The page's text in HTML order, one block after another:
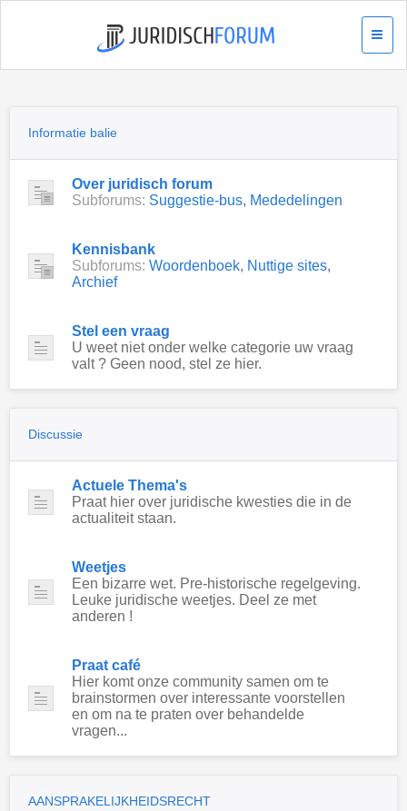
Informatie balie
Over juridisch forum
Subforums: Suggestie-bus, Mededelingen
Kennisbank
Subforums: Woordenboek, Nuttige sites,
Archief
Stel een vraag
U weet niet onder welke categorie uw vraag
valt ? Geen nood, stel ze hier.
Discussie
Actuele Thema's
Praat hier over juridische kwesties die in de
actualiteit staan.
Weetjes
Een bizarre wet. Pre-historische regelgeving.
Leuke juridische weetjes. Deel ze met
anderen !
Praat café
Hier komt onze community samen om te
brainstormen over interessante voorstellen
en om na te praten over behandelde
vragen...
AANSPRAKELIJKHEIDSRECHT